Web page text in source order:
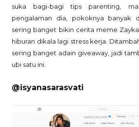
suka bagi-bagi tips parenting,
pengalaman dia, pokoknya banyak
sering banget bikin cerita meme
hiburan dikala lagi stress kerja.
sering banget adain giveaway, jadi
ubi satu ini.
@isyanasarasvati